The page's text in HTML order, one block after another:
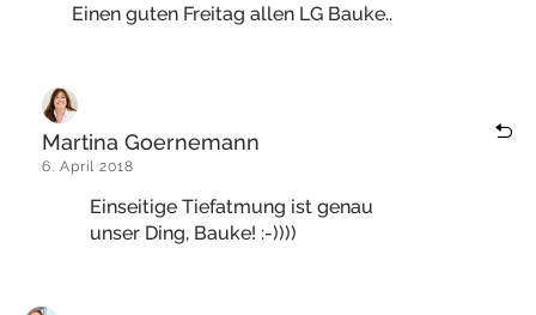
Einen guten Freitag allen LG Bauke..
Martina Goernemann
6. April 2018
Einseitige Tiefatmung ist genau
unser Ding, Bauke! :-))))